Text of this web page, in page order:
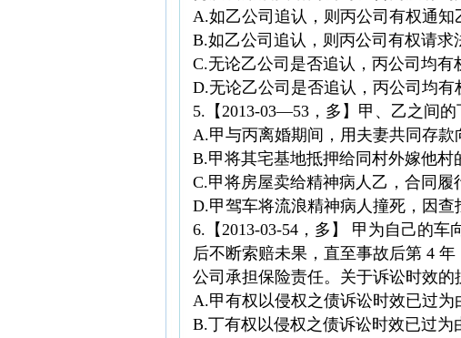
A.如乙公司追认，则丙公司有权通知
B.如乙公司追认，则丙公司有权请求
C.无论乙公司是否追认，丙公司均有
D.无论乙公司是否追认，丙公司均有
5.【2013-03—53，多】甲、乙之间
A.甲与丙离婚期间，用夫妻共同存
B.甲将其宅基地抵押给同村外嫁他村
C.甲将房屋卖给精神病人乙，合同履
D.甲驾车将流浪精神病人撞死，因
6.【2013-03-54，多】 甲为自己的
后不断索赔未果，直至事故后第 4
公司承担保险责任。关于诉讼时效
A.甲有权以侵权之债诉讼时效已过为
B.丁有权以侵权之债诉讼时效已过为